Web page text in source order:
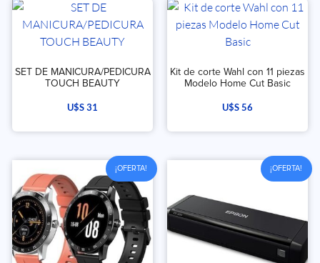
SET DE MANICURA/PEDICURA
TOUCH BEAUTY
U$S31
Kit de corte Wahl con 11 piezas
Modelo Home Cut Basic
U$S56
¡OFERTA! ¡OFERTA!